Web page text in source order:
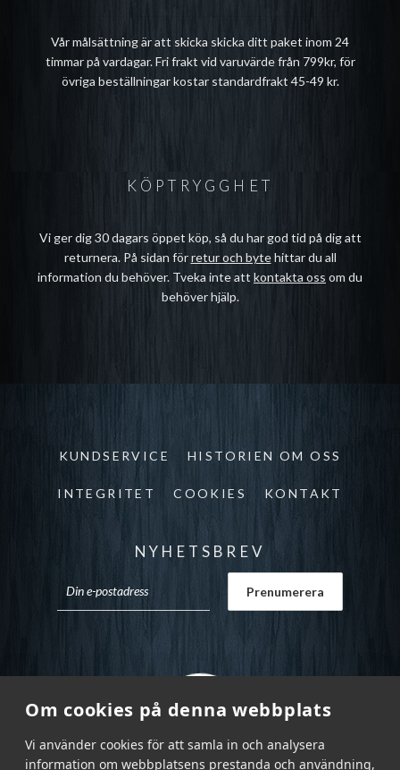
Om cookies på denna webbplats
Vi använder cookies för att samla in och analysera
information om webbplatsens prestanda och användning,
Vår målsättning är att skicka skicka ditt paket inom 24
timmar på vardagar. Fri frakt vid varuvärde från 799kr, för
övriga beställningar kostar standardfrakt 45-49 kr.
KÖPTRYGGHET
Vi ger dig 30 dagars öppet köp, så du har god tid på dig att
returnera. På sidan förretur och bytehittar du all
information du behöver. Tveka inte att kontakta oss om du
behöver hjälp.
KUNDSERVICE HISTORIEN OM OSS
INTEGRITET COOKIES KONTAKT
NYHETSBREV